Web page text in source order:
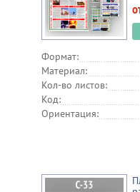
Формат:
Материал:
Кол-во листов:
Код:
Ориентация: